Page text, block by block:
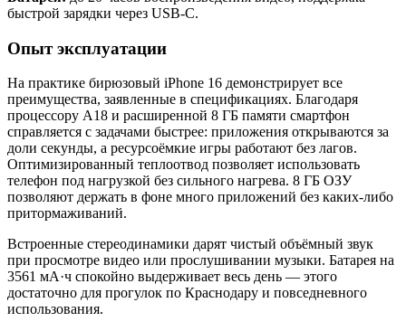
быстрой зарядки через USB-C.
Опыт эксплуатации
На практике бирюзовый iPhone 16 демонстрирует все
преимущества, заявленные в спецификациях. Благодаря
процессору A18 и расширенной 8 ГБ памяти смартфон
справляется с задачами быстрее: приложения открываются за
доли секунды, а ресурсоёмкие игры работают без лагов.
Оптимизированный теплоотвод позволяет использовать
телефон под нагрузкой без сильного нагрева. 8 ГБ ОЗУ
позволяют держать в фоне много приложений без каких-либо
притормаживаний.
Встроенные стереодинамики дарят чистый объёмный звук
при просмотре видео или прослушивании музыки. Батарея на
3561 мА·ч спокойно выдерживает весь день — этого
достаточно для прогулок по Краснодару и повседневного
использования.